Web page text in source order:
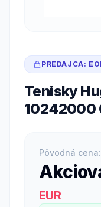
PREDAJCA:
Tenisky
10242000
Pôvodná cena:
EUR